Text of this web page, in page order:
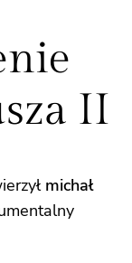
II
michał